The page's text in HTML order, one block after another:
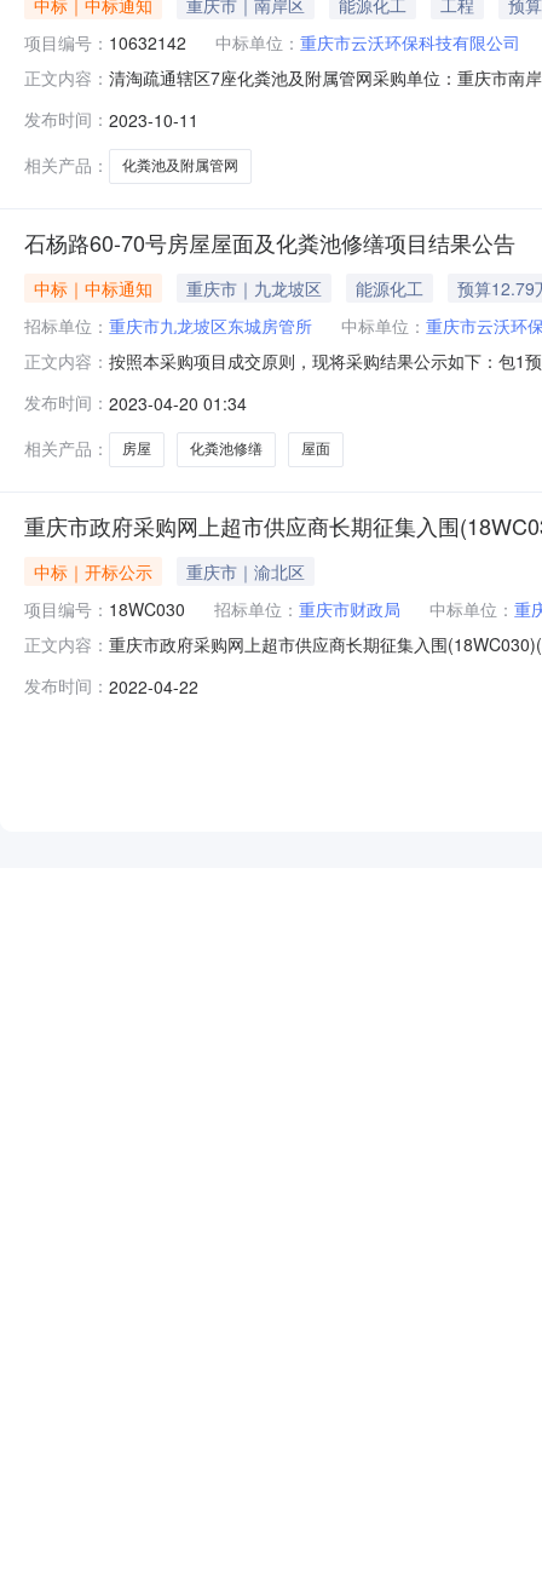
项目编号： 10632142 中标单位： 重庆市云沃环保科技有限公司
正文内容： 清淘疏通辖区7座化粪池及附属管网采购单位：重庆市南
限公司34675.034675.034675.00-成交2023-10-11已中
发布时间： 2023-10-11
相关产品：
化粪池及附属管网
石杨路60-70号房屋屋面及化粪池修缮项目结果公告
中标｜中标通知 重庆市｜九龙坡区 能源化工
预算12.79
招标单位： 重庆市九龙坡区东城房管所 中标单位： 重庆市云沃环
正文内容： 按照本采购项目成交原则，现将采购结果公示如下：包1
沃环保科技有限公司报价时间：2023-04-1910:02:46成
发布时间： 2023-04-20 01:34
相关产品：
房屋 化粪池修缮 屋面
重庆市政府采购网上超市供应商长期征集入围
中标｜开标公示
重庆市｜渝北区
项目编号： 18WC030 招标单位： 重庆市财政局 中标单位： 重
正文内容： 重庆市政府采购网上超市供应商长期征集入围
址：重庆市江津区几江街道津西路城南商业街C幢24号
发布时间： 2022-04-22